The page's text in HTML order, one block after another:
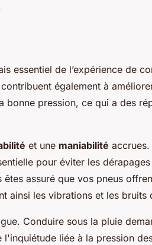
essentiel de l’expérience de
également à
bonne pression, ce qui a des
et une maniabilité
pour éviter les
assuré que vos pneus
ainsi les vibrations et les bruits
Conduire sous la pluie
liée à la pression